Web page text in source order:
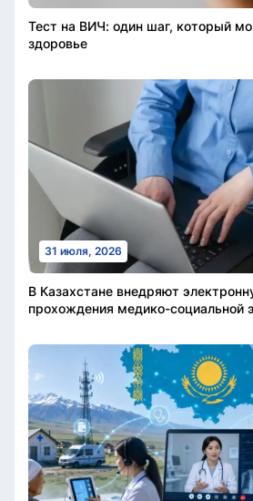
Тест на ВИЧ: один шаг, который
здоровье
31 июля, 2026
В Казахстане внедряют
прохождения медико-социальной